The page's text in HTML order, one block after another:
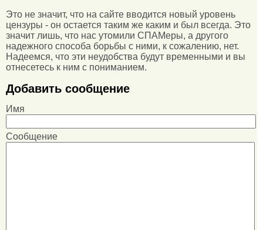
Это не значит, что на сайте вводится новый уровень
цензуры - он остается таким же каким и был всегда. Это
значит лишь, что нас утомили СПАМеры, а другого
надежного способа борьбы с ними, к сожалению, нет.
Надеемся, что эти неудобства будут временными и вы
отнесетесь к ним с пониманием.
Добавить сообщение
Имя
Сообщение